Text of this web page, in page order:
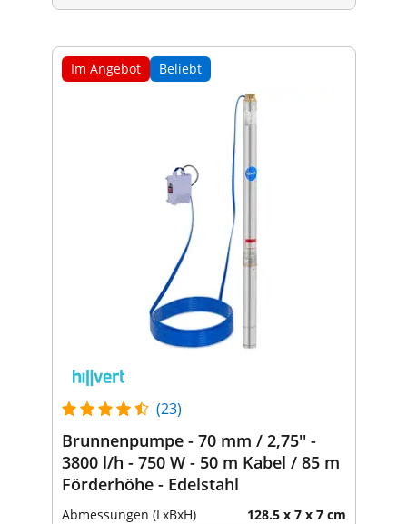
Im Angebot Beliebt
(23)
Brunnenpumpe - 70 mm / 2,75'' -
3800 l/h - 750 W - 50 m Kabel / 85 m
Förderhöhe - Edelstahl
Abmessungen (LxBxH) 128.5 x 7 x 7 cm